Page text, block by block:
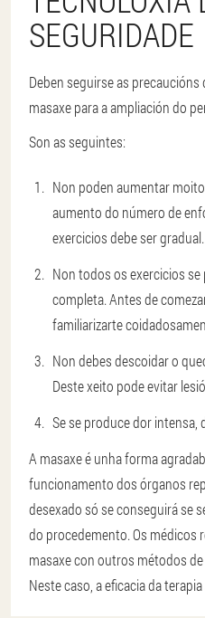
SEGURIDADE
Deben seguirse as precaucións
masaxe para a ampliación do
Son as seguintes:
Non poden aumentar
aumento do número de
exercicios debe ser gradual.
Non todos os exercicios
completa. Antes de
familiarizarte
Non debes descoidar o
Deste xeito pode evitar
Se se produce dor intensa,
A masaxe é unha forma
funcionamento dos órganos
desexado só se conseguirá se
do procedemento. Os médicos
masaxe con outros métodos
Neste caso, a eficacia da